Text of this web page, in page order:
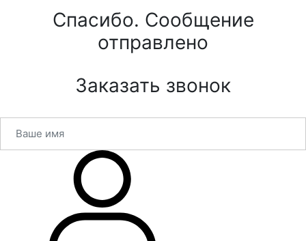
Спасибо. Сообщение
отправлено
Заказать звонок